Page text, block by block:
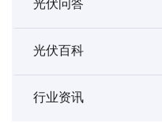
光伏问答
光伏百科
行业资讯